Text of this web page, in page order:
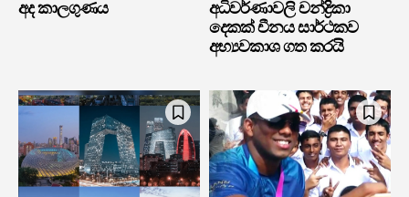
අද කාලගුණය
අධිවර්ණාවලි චන්ද්‍රිකා
දෙකක් චීනය සාර්ථකව
අභ්‍යවකාශ ගත කරයි